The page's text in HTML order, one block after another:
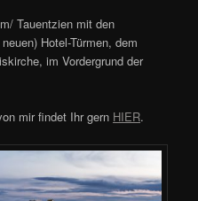
Tauentzien mit den
Hotel-Türmen, dem
im Vordergrund der
mir findet Ihr gern HIER.